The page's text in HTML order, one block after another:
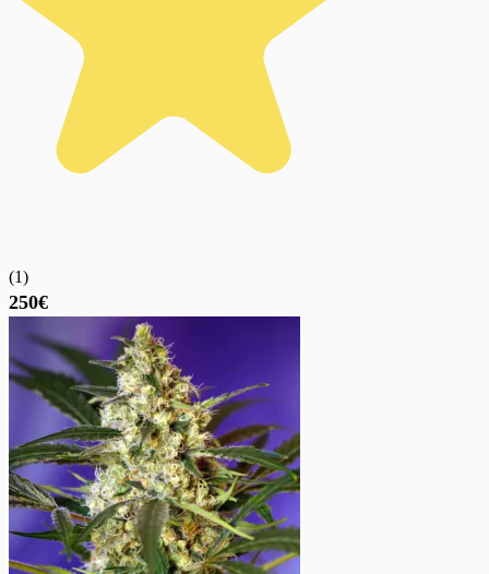
(1)
250€